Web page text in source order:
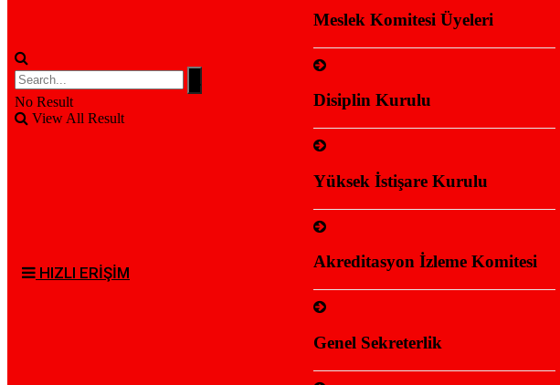
No Result
View All Result
HIZLI ERİŞİM
Meslek Komitesi Üyeleri
Disiplin Kurulu
Yüksek İstişare Kurulu
Akreditasyon İzleme Komitesi
Genel Sekreterlik